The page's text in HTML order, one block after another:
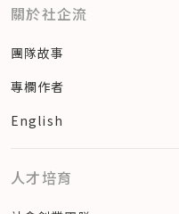
關於社企流
團隊故事
專欄作者
English
人才培育